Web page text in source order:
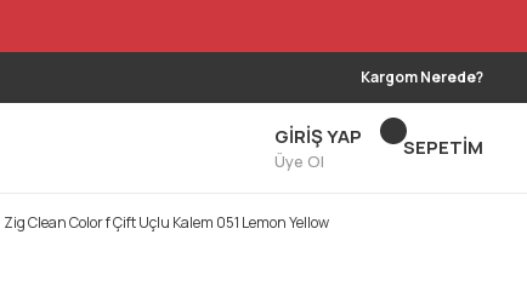
Kargom Nerede?
GİRİŞ YAP
Üye Ol
SEPETİM
Zig Clean Color f Çift Uçlu Kalem 051 Lemon Yellow